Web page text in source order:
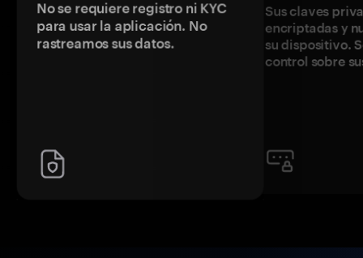
No se requiere registro ni KYC
para usar la aplicación. No
rastreamos sus datos.
Sus claves
encriptadas y
su dispositivo.
control sobre